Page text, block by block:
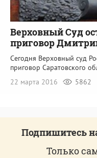
Верховный Суд
приговор
Сегодня Верховный суд
приговор Саратовского
22 марта 2016
5862
Подпишитесь
Только